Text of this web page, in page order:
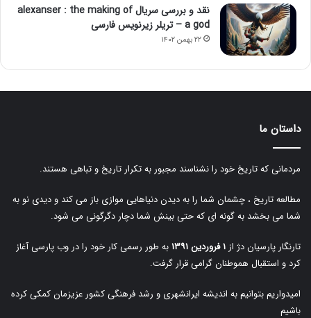
نقد و بررسی سریال alexanser : the making of
a god – تریلر زیرنویس فارسی
۲۲ بهمن ۱۴۰۲
داستان ما
مردمانی که تاریخ خود را نشناسند مجبور به تکرار تاریخ و تباهی هستند.
مطالعه تاریخ ، چشمان شما را به دیدن دنیاهایی موازی باز می کند و دیدی نو به
شما می بخشد به گونه ای که حتی بینش شما دچار دگرگونی می شود.
تارنگار پارسیان دژ از۱ فروردین ۱۳۹۱
به طور رسمی کار خود را در وب پارسی آغاز
کرد و استقبال هموطنان گرامی قرار گرفت.
امیدواریم بتوانیم به اندیشه ایرانشهری و رشد فرهنگی کشور عزیزمان کمکی کرده
باشیم